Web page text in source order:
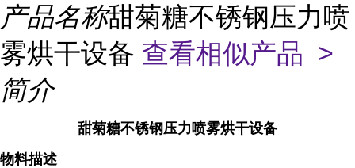
产品名称甜菊糖不锈钢压力喷
雾烘干设备 查看相似产品 >
简介
甜菊糖不锈钢压力喷雾烘干设备
物料描述